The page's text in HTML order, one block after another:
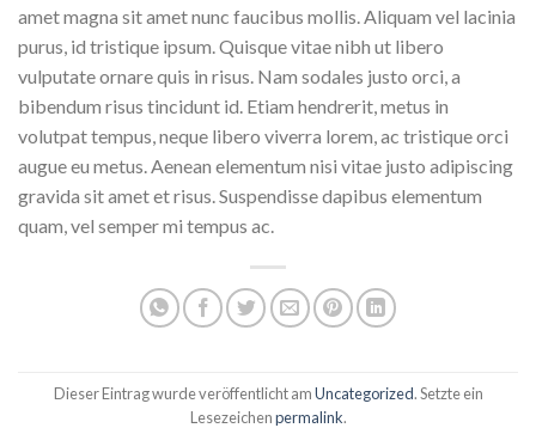
amet magna sit amet nunc faucibus mollis. Aliquam vel lacinia
purus, id tristique ipsum. Quisque vitae nibh ut libero
vulputate ornare quis in risus. Nam sodales justo orci, a
bibendum risus tincidunt id. Etiam hendrerit, metus in
volutpat tempus, neque libero viverra lorem, ac tristique orci
augue eu metus. Aenean elementum nisi vitae justo adipiscing
gravida sit amet et risus. Suspendisse dapibus elementum
quam, vel semper mi tempus ac.
Dieser Eintrag wurde veröffentlicht amUncategorized. Setzte ein
Lesezeichenpermalink.